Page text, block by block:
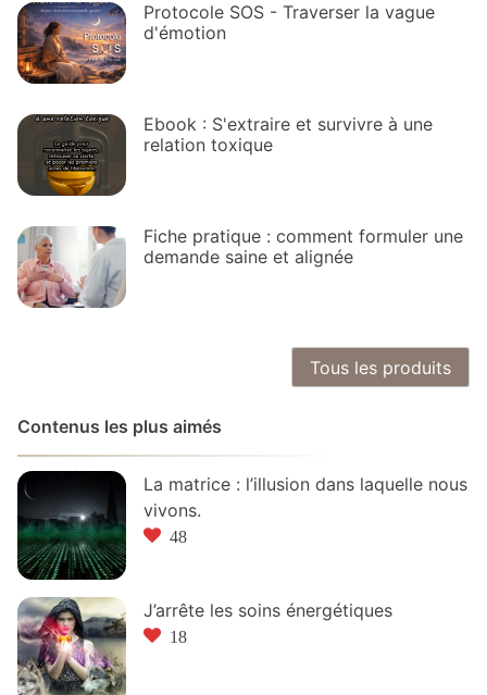
Protocole SOS - Traverser la vague
d'émotion
Ebook : S'extraire et survivre à une
relation toxique
Fiche pratique : comment formuler une
demande saine et alignée
Tous les produits
Contenus les plus aimés
La matrice : l’illusion dans laquelle nous
vivons.
48
J’arrête les soins énergétiques
18